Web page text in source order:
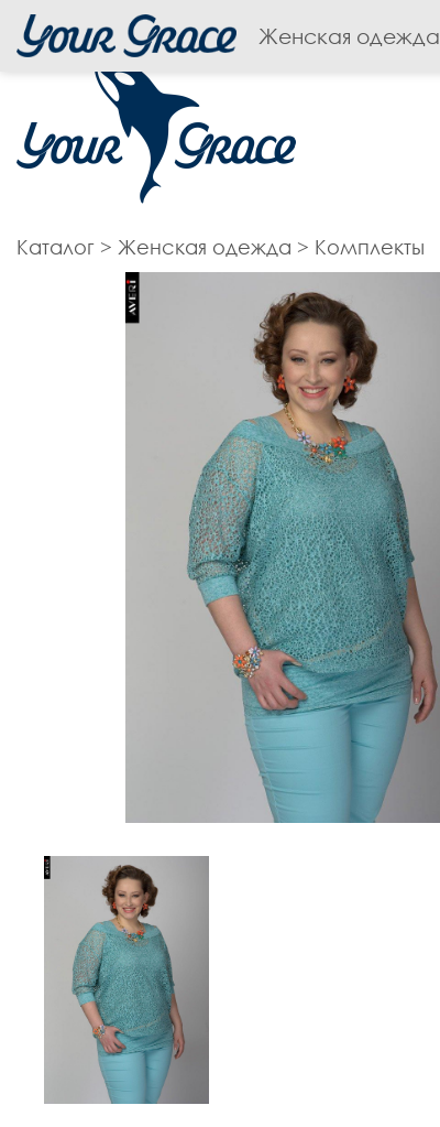
Женская одежда
Каталог > Женская одежда > Комплекты